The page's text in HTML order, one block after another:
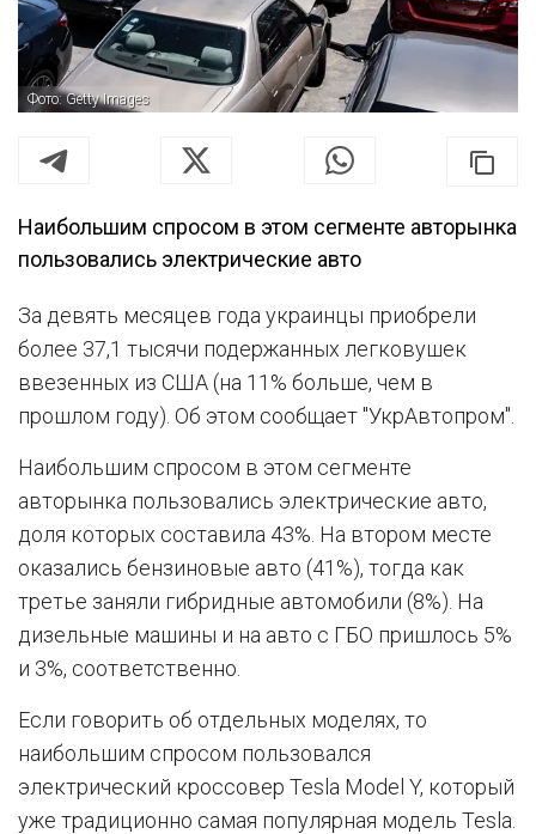
Фото: Getty Images
Наибольшим спросом в этом сегменте авторынка
пользовались электрические авто
За девять месяцев года украинцы приобрели
более 37,1 тысячи подержанных легковушек
ввезенных из США (на 11% больше, чем в
прошлом году). Об этом сообщает "УкрАвтопром".
Наибольшим спросом в этом сегменте
авторынка пользовались электрические авто,
доля которых составила 43%. На втором месте
оказались бензиновые авто (41%), тогда как
третье заняли гибридные автомобили (8%). На
дизельные машины и на авто с ГБО пришлось 5%
и 3%, соответственно.
Если говорить об отдельных моделях, то
наибольшим спросом пользовался
электрический кроссовер Tesla Model Y, который
уже традиционно самая популярная модель Tesla.